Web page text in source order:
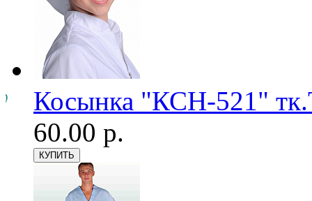
Косынка "КСН-521"
60.00 р.